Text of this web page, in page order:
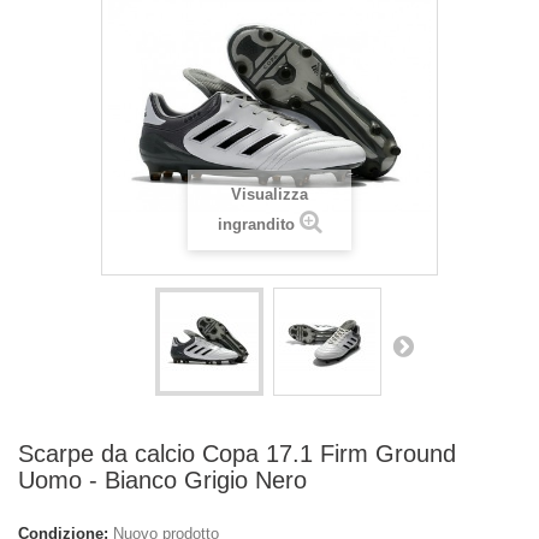
Visualizza
ingrandito
Scarpe da calcio Copa 17.1 Firm Ground
Uomo - Bianco Grigio Nero
Condizione: Nuovo prodotto